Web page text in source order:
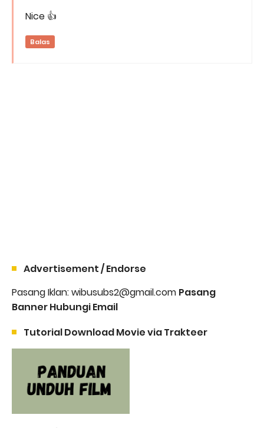
Nice 👍
Balas
Advertisement / Endorse
Pasang Iklan: wibusubs2@gmail.com Pasang
Banner Hubungi Email
Tutorial Download Movie via Trakteer